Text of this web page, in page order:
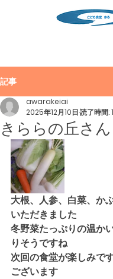
記事
きららの丘さ
awarakeiai
2025年12月10日読了時間:
大根、人参、白菜、か
いただきました
冬野菜たっぷりの温か
りそうですね
次回の食堂が楽しみで
ございます